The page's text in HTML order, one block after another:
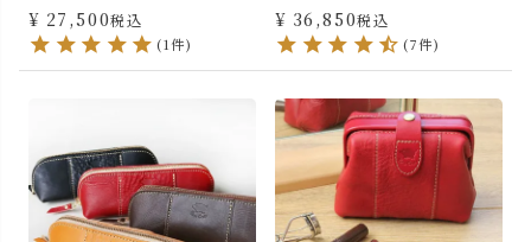
¥ 27,500税込
(1件)
¥ 36,850税込
(7件)